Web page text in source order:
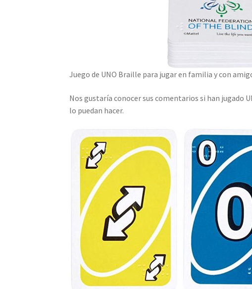
Juego de UNO Braille para jugar en familia y con
Nos gustaría conocer sus comentarios si han jugado
lo puedan hacer.